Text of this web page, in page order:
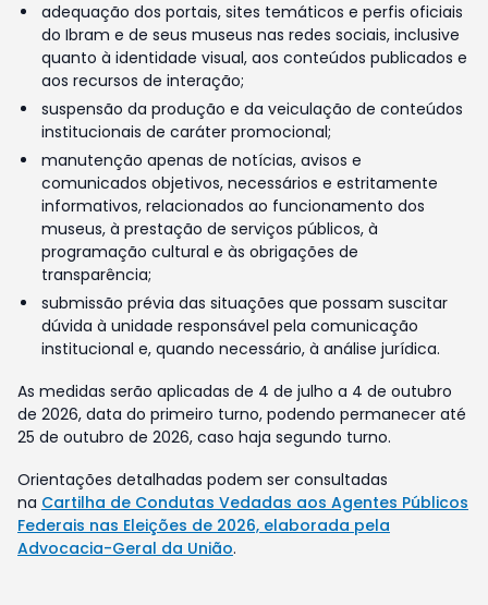
adequação dos portais, sites temáticos e perfis oficiais
do Ibram e de seus museus nas redes sociais, inclusive
quanto à identidade visual, aos conteúdos publicados e
aos recursos de interação;
suspensão da produção e da veiculação de conteúdos
institucionais de caráter promocional;
manutenção apenas de notícias, avisos e
comunicados objetivos, necessários e estritamente
informativos, relacionados ao funcionamento dos
museus, à prestação de serviços públicos, à
programação cultural e às obrigações de
transparência;
submissão prévia das situações que possam suscitar
dúvida à unidade responsável pela comunicação
institucional e, quando necessário, à análise jurídica.
As medidas serão aplicadas de 4 de julho a 4 de outubro
de 2026, data do primeiro turno, podendo permanecer até
25 de outubro de 2026, caso haja segundo turno.
Orientações detalhadas podem ser consultadas
na Cartilha de Condutas Vedadas aos Agentes Públicos
Federais nas Eleições de 2026, elaborada pela
Advocacia-Geral da União.